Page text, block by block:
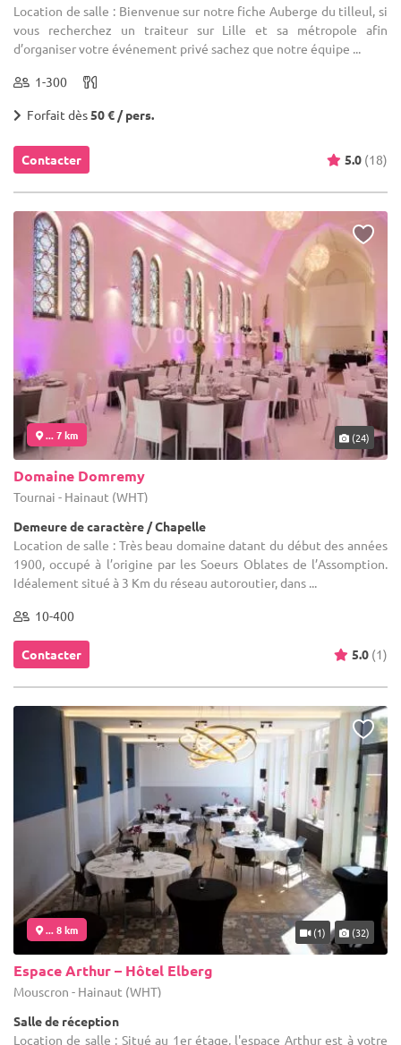
Location de salle : Bienvenue sur notre fiche Auberge du tilleul, si
vous recherchez un traiteur sur Lille et sa métropole afin
d’organiser votre événement privé sachez que notre équipe ...
1-300
Forfait dès50 € / pers.
Contacter 5.0 (18)
... 7 km (24)
Domaine Domremy
Tournai - Hainaut (WHT)
Demeure de caractère / Chapelle
Location de salle : Très beau domaine datant du début des années
1900, occupé à l’origine par les Soeurs Oblates de l’Assomption.
Idéalement situé à 3 Km du réseau autoroutier, dans ...
10-400
Contacter 5.0 (1)
... 8 km (1) (32)
Espace Arthur – Hôtel Elberg
Mouscron - Hainaut (WHT)
Salle de réception
Location de salle : Situé au 1er étage, l'espace Arthur est à votre